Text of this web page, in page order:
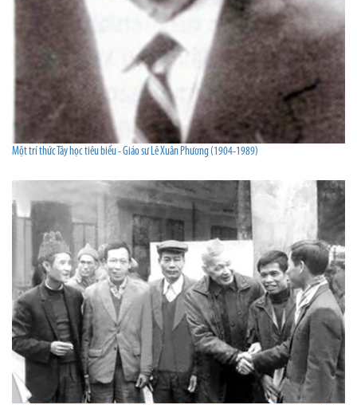
Một trí thức Tây học tiêu biểu - Giáo sư Lê Xuân Phương (1904-1989)